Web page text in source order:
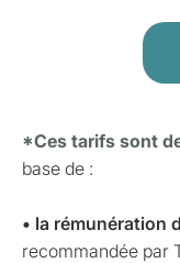
*Ces tarifs sont
base de :
• la rémunération
recommandée par